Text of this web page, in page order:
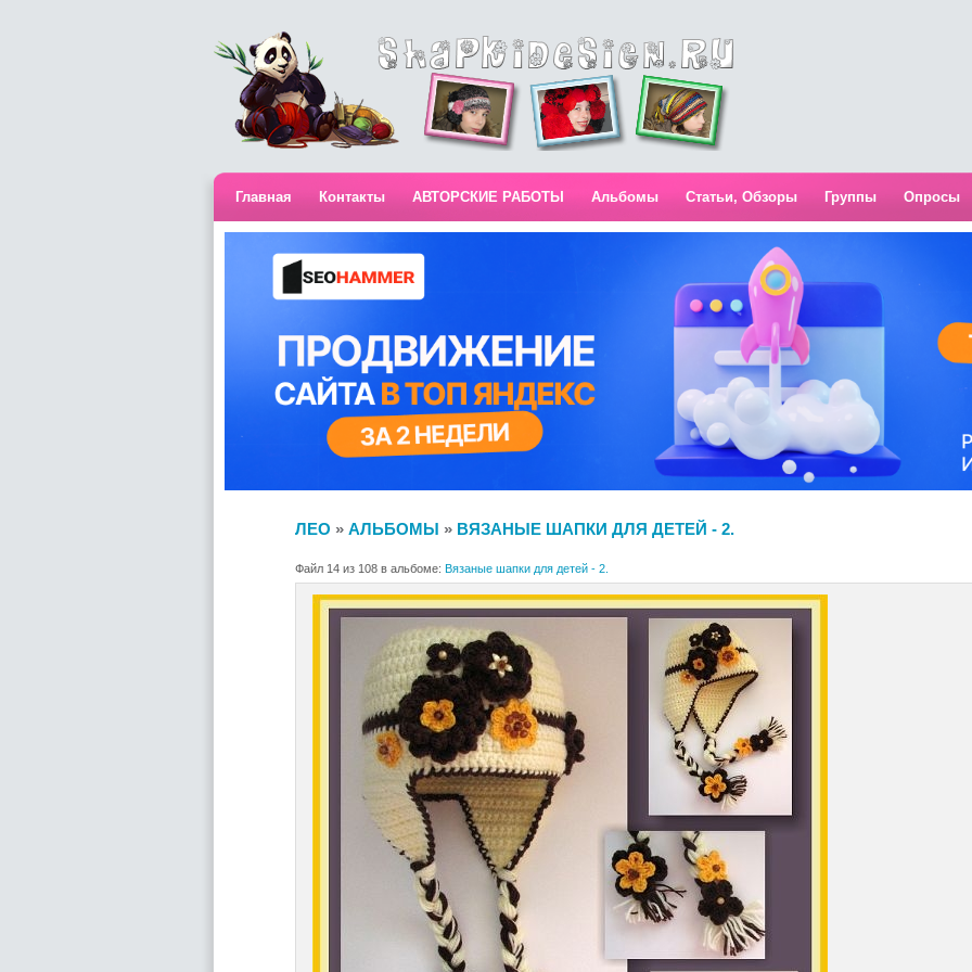
Главная Контакты АВТОРСКИЕ РАБОТЫ Альбомы Статьи, Обзоры Группы Опросы
ЛЕО » АЛЬБОМЫ » ВЯЗАНЫЕ ШАПКИ ДЛЯ ДЕТЕЙ - 2.
Файл 14 из 108 в альбоме: Вязаные шапки для детей - 2.